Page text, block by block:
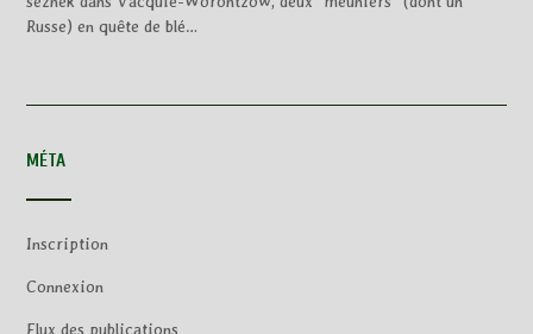
Russe) en quête de blé…
MÉTA
Inscription
Connexion
Flux des publications